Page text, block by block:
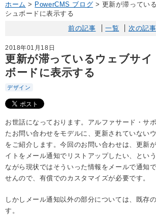
ホーム > PowerCMS ブログ > 更新が滞ってい
シュボードに表示する
前の記事 一覧 次の記事
2018年01月18日
更新が滞っているウェブサイ
ボードに表示する
デザイン
お世話になっております。アルファサード・サ
たお問い合わせをモデルに、更新されていない
をご紹介します。今回のお問い合わせは、更新
イトをメール通知でリストアップしたい、とい
ながら現状ではそういった情報をメールで通知
せんので、有償でのカスタマイズが必要です。
しかしメール通知以外の部分については、既存
す。